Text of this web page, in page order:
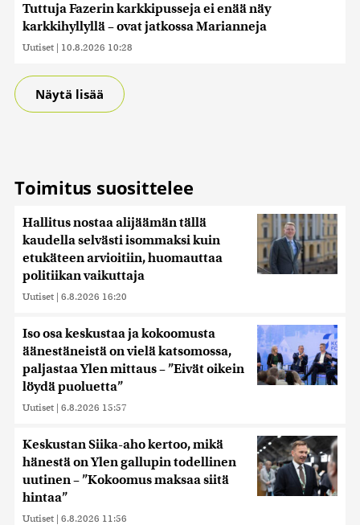
Tuttuja Fazerin karkkipusseja ei enää näy
karkkihyllyllä – ovat jatkossa Marianneja
Uutiset | 10.8.2026 10:28
Näytä lisää
Toimitus suosittelee
Hallitus nostaa alijäämän tällä
kaudella selvästi isommaksi kuin
etukäteen arvioitiin, huomauttaa
politiikan vaikuttaja
Uutiset | 6.8.2026 16:20
Iso osa keskustaa ja kokoomusta
äänestäneistä on vielä katsomossa,
paljastaa Ylen mittaus – ”Eivät oikein
löydä puoluetta”
Uutiset | 6.8.2026 15:57
Keskustan Siika-aho kertoo, mikä
hänestä on Ylen gallupin todellinen
uutinen – ”Kokoomus maksaa siitä
hintaa”
Uutiset | 6.8.2026 11:56